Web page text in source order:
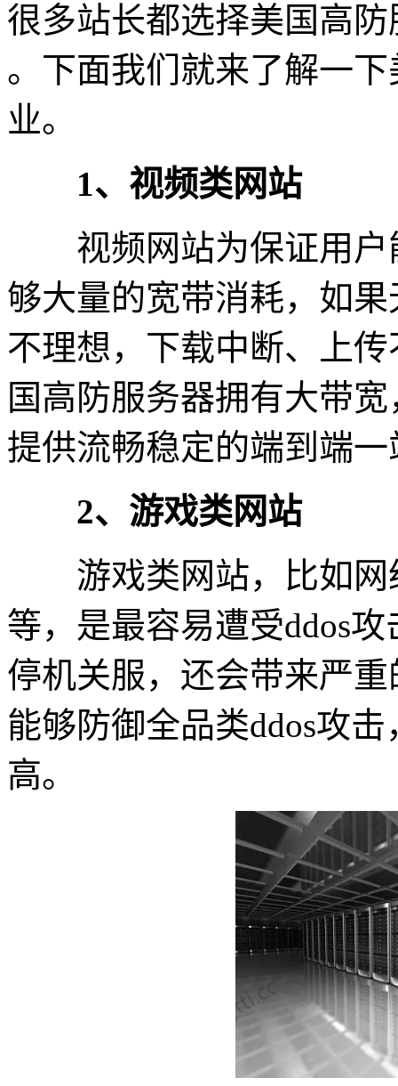
很多站长都选择美国高
。下面我们就来了解一
业。
1、视频类网站
视频网站为保证用户
够大量的宽带消耗，如
不理想，下载中断、上
国高防服务器拥有大带
提供流畅稳定的端到端
2、游戏类网站
游戏类网站，比如网
等，是最容易遭受ddos
停机关服，还会带来严
能够防御全品类ddos攻
高。